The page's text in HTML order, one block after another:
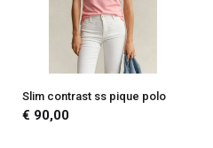
Slim contrast ss pique polo
€ 90,00